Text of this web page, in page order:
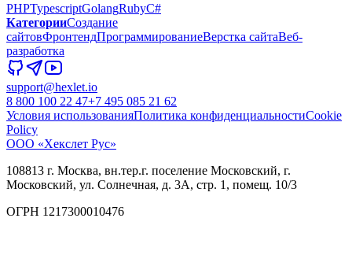
PHPTypescriptGolangRubyC#
КатегорииСоздание
сайтовФронтендПрограммированиеВерстка сайтаВеб-
разработка
support@hexlet.io
8 800 100 22 47+7 495 085 21 62
Условия использованияПолитика конфиденциальностиCookie
Policy
ООО «Хекслет Рус»
108813 г. Москва, вн.тер.г. поселение Московский, г.
Московский, ул. Солнечная, д. 3А, стр. 1, помещ. 10/3
ОГРН 1217300010476